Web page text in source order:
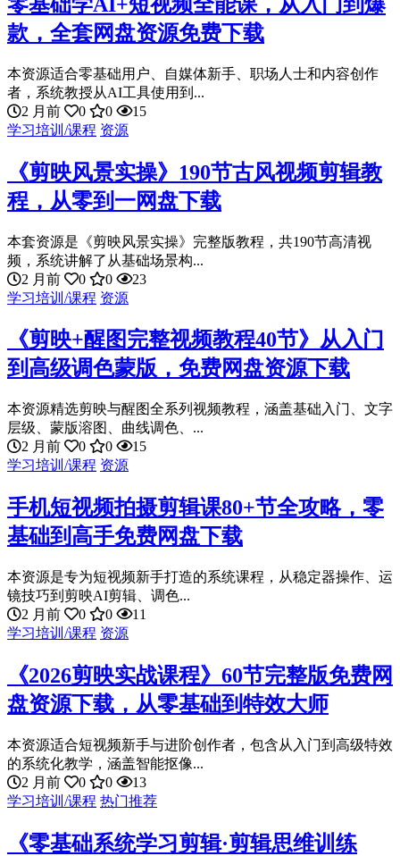
款，全套网盘资源免费下载
本资源适合零基础用户、自媒体新手、职场人士和内容创作
者，系统教授从AI工具使用到...
2 月前
0 0
15
学习培训/课程 资源
《剪映风景实操》190节古风视频剪辑教
程，从零到一网盘下载
本套资源是《剪映风景实操》完整版教程，共190节高清视
频，系统讲解了从基础场景构...
2 月前
0 0
23
学习培训/课程 资源
《剪映+醒图完整视频教程40节》从入门
到高级调色蒙版，免费网盘资源下载
本资源精选剪映与醒图全系列视频教程，涵盖基础入门、文字
层级、蒙版溶图、曲线调色、...
2 月前
0 0
15
学习培训/课程 资源
手机短视频拍摄剪辑课80+节全攻略，零
基础到高手免费网盘下载
本资源是专为短视频新手打造的系统课程，从稳定器操作、运
镜技巧到剪映AI剪辑、调色...
2 月前
0 0
11
学习培训/课程 资源
《2026剪映实战课程》60节完整版免费网
盘资源下载，从零基础到特效大师
本资源适合短视频新手与进阶创作者，包含从入门到高级特效
的系统化教学，涵盖智能抠像...
2 月前
0 0
13
学习培训/课程 热门推荐
《零基础系统学习剪辑·剪辑思维训练